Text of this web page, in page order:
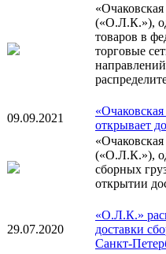
(«О.Л.К.»),
товаров в
торговые
09.09.2021
открывает
(«О.Л.К.»),
сборных
открытии
29.07.2020
«О.Л.К.»
доставки
Санкт-